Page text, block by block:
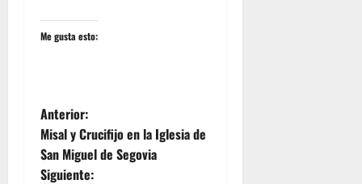
Me gusta esto:
N
a
Anterior:
Misal y Crucifijo en la Iglesia de
San Miguel de Segovia
Siguiente: